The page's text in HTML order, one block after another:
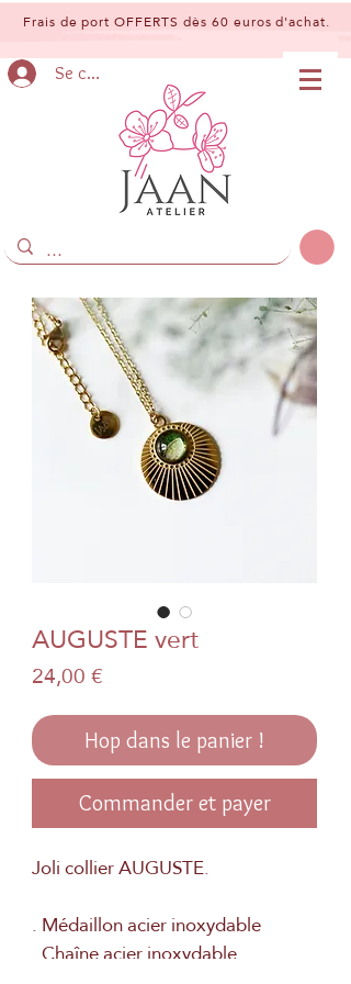
Frais de port OFFERTS dès 60 euros d'achat.
Se connecter
AUGUSTE vert
24,00 €
Hop dans le panier !
Commander et payer
Joli collier AUGUSTE.
. Médaillon acier inoxydable
. Chaîne acier inoxydable